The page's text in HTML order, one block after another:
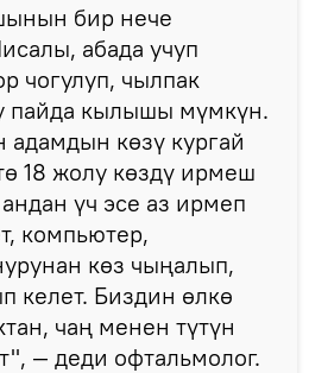
бир нече
абада учуп
чогулуп, чылпак
пайда кылышы мүмкүн.
көзү кургай
18 жолу көздү ирмеш
үч эсе аз ирмеп
компьютер,
көз чыңалып,
келет. Биздин өлкө
чаң менен түтүн
— деди офтальмолог.